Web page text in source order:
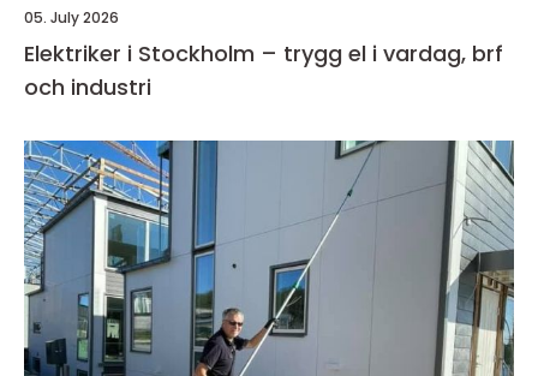
05. July 2026
Elektriker i Stockholm – trygg el i vardag, brf
och industri